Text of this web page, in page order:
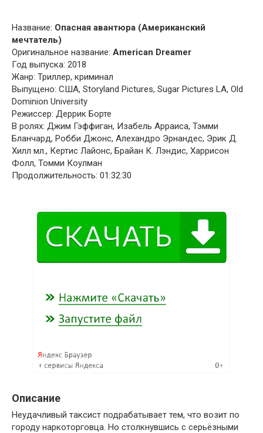
Название: Опасная авантюра (Американский
мечтатель)
Оригинальное название: American Dreamer
Год выпуска: 2018
Жанр: Триллер, криминал
Выпущено: США, Storyland Pictures, Sugar Pictures LA, Old
Dominion University
Режиссер: Деррик Борте
В ролях: Джим Гэффиган, Изабель Арраиса, Тэмми
Бланчард, Робби Джонс, Алехандро Эрнандес, Эрик Д.
Хилл мл., Кертис Лайонс, Брайан К. Лэндис, Харрисон
Фолл, Томми Коулман
Продолжительность: 01:32:30
Описание
Неудачливый таксист подрабатывает тем, что возит по
городу наркоторговца. Но столкнувшись с серьёзными